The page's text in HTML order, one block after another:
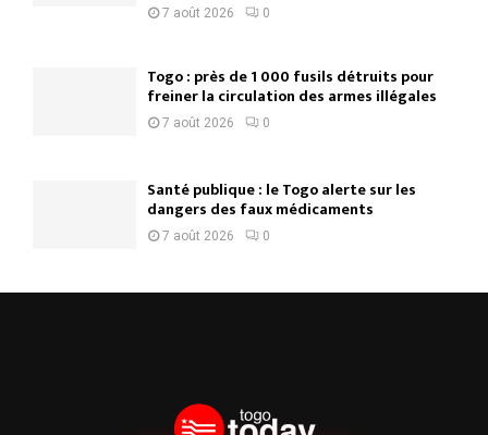
7 août 2026 0
Togo : près de 1 000 fusils détruits pour
freiner la circulation des armes illégales
7 août 2026 0
Santé publique : le Togo alerte sur les
dangers des faux médicaments
7 août 2026 0